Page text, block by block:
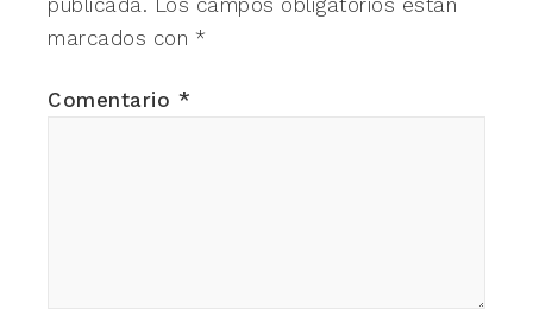
publicada. Los campos obligatorios están
marcados con *
Comentario *